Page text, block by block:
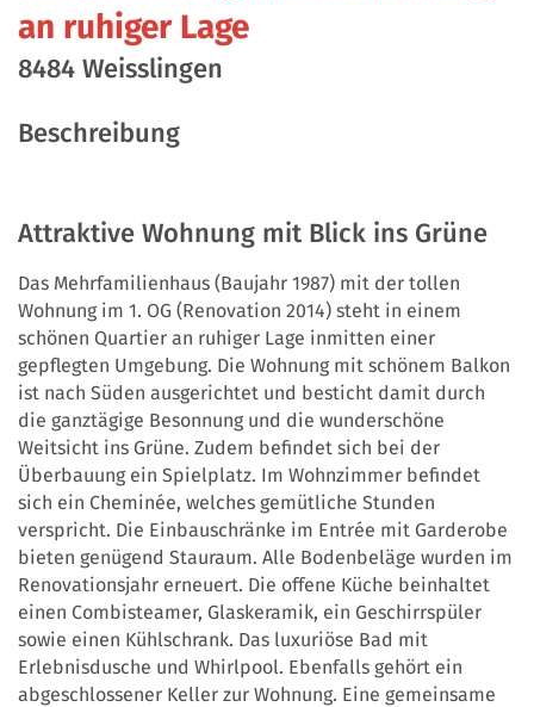
an ruhiger Lage
8484 Weisslingen
Beschreibung
Attraktive Wohnung mit Blick ins Grüne
Das Mehrfamilienhaus (Baujahr 1987) mit der tollen
Wohnung im 1. OG (Renovation 2014) steht in einem
schönen Quartier an ruhiger Lage inmitten einer
gepflegten Umgebung. Die Wohnung mit schönem Balkon
ist nach Süden ausgerichtet und besticht damit durch
die ganztägige Besonnung und die wunderschöne
Weitsicht ins Grüne. Zudem befindet sich bei der
Überbauung ein Spielplatz. Im Wohnzimmer befindet
sich ein Cheminée, welches gemütliche Stunden
verspricht. Die Einbauschränke im Entrée mit Garderobe
bieten genügend Stauraum. Alle Bodenbeläge wurden im
Renovationsjahr erneuert. Die offene Küche beinhaltet
einen Combisteamer, Glaskeramik, ein Geschirrspüler
sowie einen Kühlschrank. Das luxuriöse Bad mit
Erlebnisdusche und Whirlpool. Ebenfalls gehört ein
abgeschlossener Keller zur Wohnung. Eine gemeinsame